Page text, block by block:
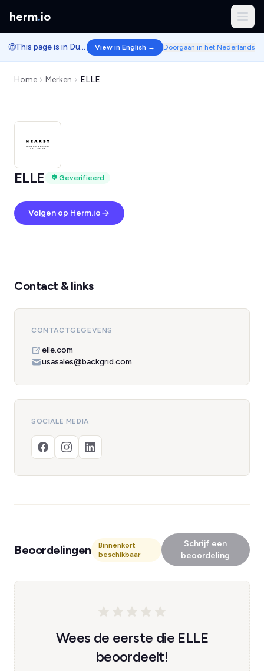
herm.io
🌐 This page is in Dutch. View in English → Doorgaan in het Nederlands
Home Merken ELLE
ELLE Geverifieerd
Volgen op Herm.io
Contact & links
CONTACTGEGEVENS
elle.com
usasales@backgrid.com
SOCIALE MEDIA
Beoordelingen
Binnenkort
beschikbaar
Schrijf een
beoordeling
Wees de eerste die ELLE
beoordeelt!